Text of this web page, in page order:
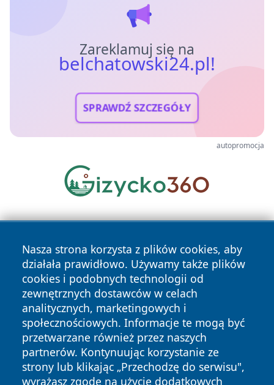
Zareklamuj się na
belchatowski24.pl!
SPRAWDŹ SZCZEGÓŁY
autopromocja
Nasza strona korzysta z plików cookies, aby
działała prawidłowo. Używamy także plików
cookies i podobnych technologii od
zewnętrznych dostawców w celach
analitycznych, marketingowych i
społecznościowych. Informacje te mogą być
przetwarzane również przez naszych
partnerów. Kontynuując korzystanie ze
strony lub klikając „Przechodzę do serwisu",
wyrażasz zgodę na użycie dodatkowych
Copyright © 2026 belchatowski24.pl Wszystkie prawa
zastrzeżone.
News Autorzy
Polityka
Prywatności
Polityka
Cookies